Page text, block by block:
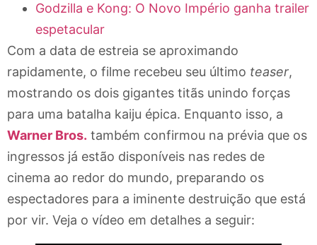
Godzilla e Kong: O Novo Império ganha trailer
espetacular
Com a data de estreia se aproximando
rapidamente, o filme recebeu seu último teaser,
mostrando os dois gigantes titãs unindo forças
para uma batalha kaiju épica. Enquanto isso, a
Warner Bros. também confirmou na prévia que os
ingressos já estão disponíveis nas redes de
cinema ao redor do mundo, preparando os
espectadores para a iminente destruição que está
por vir. Veja o vídeo em detalhes a seguir: